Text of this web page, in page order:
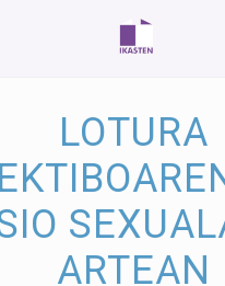
LOTURA
ARTEAN